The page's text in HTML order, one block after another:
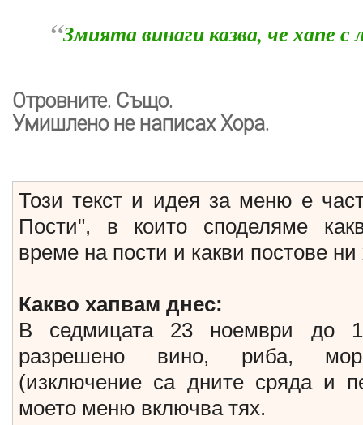
“Змията винаги казва, че хапе с
Отровните. Също.
Умишлено не написах Хора.
Този текст и идея за меню е
Пости", в които споделяме
време на пости и какви постове ни
Какво хапвам днес:
В седмицата 23 ноември до
разрешено вино, риба,
(изключение са дните сряда и
моето меню включва тях.